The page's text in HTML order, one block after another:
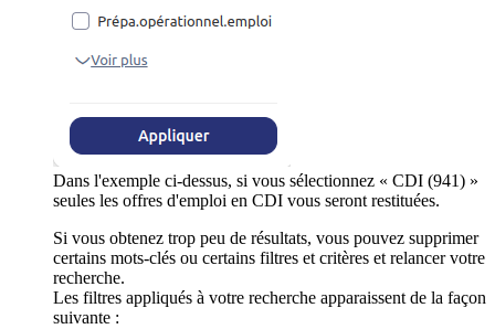
Dans l'exemple ci-dessus, si vous sélectionnez « CDI (941) »
seules les offres d'emploi en CDI vous seront restituées.
Si vous obtenez trop peu de résultats, vous pouvez supprimer
certains mots-clés ou certains filtres et critères et relancer votre
recherche.
Les filtres appliqués à votre recherche apparaissent de la façon
suivante :